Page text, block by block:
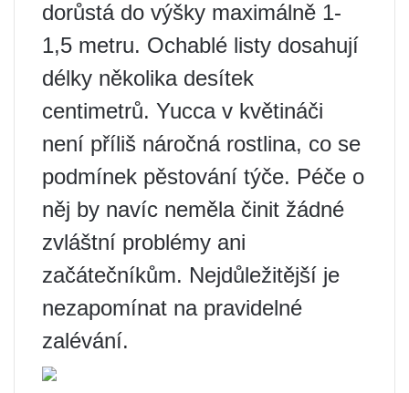
dorůstá do výšky maximálně 1-
1,5 metru. Ochablé listy dosahují
délky několika desítek
centimetrů. Yucca v květináči
není příliš náročná rostlina, co se
podmínek pěstování týče. Péče o
něj by navíc neměla činit žádné
zvláštní problémy ani
začátečníkům. Nejdůležitější je
nezapomínat na pravidelné
zalévání.